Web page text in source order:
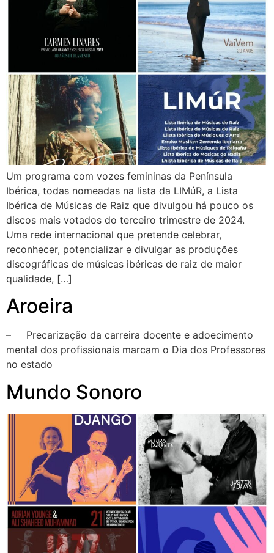
Um programa com vozes femininas da Península
Ibérica, todas nomeadas na lista da LIMúR, a Lista
Ibérica de Músicas de Raiz que divulgou há pouco os
discos mais votados do terceiro trimestre de 2024.
Uma rede internacional que pretende celebrar,
reconhecer, potencializar e divulgar as produções
discográficas de músicas ibéricas de raiz de maior
qualidade, […]
Aroeira
– Precarização da carreira docente e adoecimento
mental dos profissionais marcam o Dia dos Professores
no estado
Mundo Sonoro